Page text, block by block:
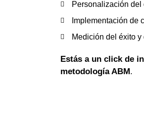
Personalización del
Implementación de
Medición del éxito
Estás a un click de
metodología ABM.